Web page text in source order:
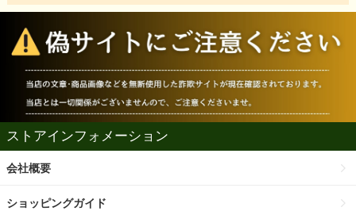
ストアインフォメーション
会社概要
ショッピングガイド